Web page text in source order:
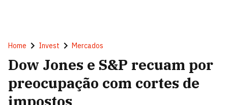
Home Invest Mercados
Dow Jones e S&P recuam por
preocupação com cortes de
impostos